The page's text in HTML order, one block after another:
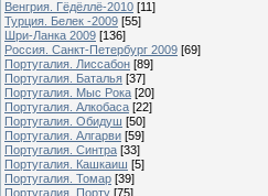
Венгрия. Гёдёллё-2010 [11]
Турция. Белек -2009 [55]
Шри-Ланка 2009 [136]
Россия. Санкт-Петербург 2009 [69]
Португалия. Лиссабон [89]
Португалия. Баталья [37]
Португалия. Мыс Рока [20]
Португалия. Алкобаса [22]
Португалия. Обидуш [50]
Португалия. Алгарви [59]
Португалия. Синтра [33]
Португалия. Кашкаиш [5]
Португалия. Томар [39]
Португалия. Порту [75]